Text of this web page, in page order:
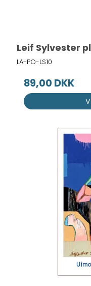
Leif Sylvester
LA-PO-LS10
89,00 DKK